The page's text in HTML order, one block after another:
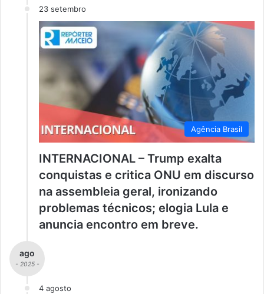
23 setembro
Agência Brasil
INTERNACIONAL – Trump exalta
conquistas e critica ONU em discurso
na assembleia geral, ironizando
problemas técnicos; elogia Lula e
anuncia encontro em breve.
ago
- 2025 -
4 agosto